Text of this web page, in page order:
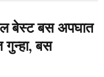
बेस्ट बस अपघात
गुन्हा, बस